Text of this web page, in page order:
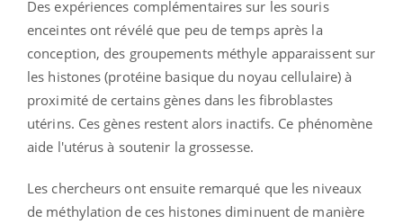
Des expériences complémentaires sur les souris
enceintes ont révélé que peu de temps après la
conception, des groupements méthyle apparaissent sur
les histones (protéine basique du noyau cellulaire) à
proximité de certains gènes dans les fibroblastes
utérins. Ces gènes restent alors inactifs. Ce phénomène
aide l'utérus à soutenir la grossesse.
Les chercheurs ont ensuite remarqué que les niveaux
de méthylation de ces histones diminuent de manière